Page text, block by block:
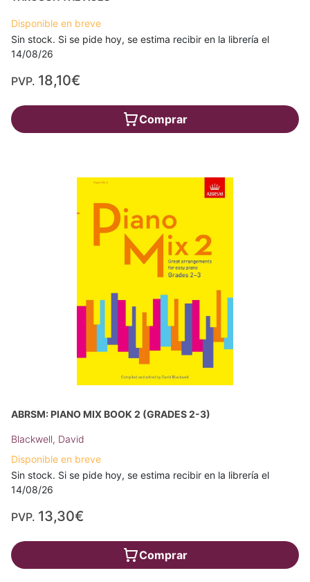
Disponible en breve
Sin stock. Si se pide hoy, se estima recibir en la librería el
14/08/26
PVP. 18,10€
Comprar
ABRSM: PIANO MIX BOOK 2 (GRADES 2-3)
Blackwell, David
Disponible en breve
Sin stock. Si se pide hoy, se estima recibir en la librería el
14/08/26
PVP. 13,30€
Comprar